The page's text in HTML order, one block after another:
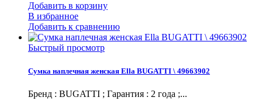
Добавить в корзину
В избранное
Добавить к сравнению
Быстрый просмотр
Сумка наплечная женская Ella BUGATTI \ 49663902
Бренд : BUGATTI ; Гарантия : 2 года ;...